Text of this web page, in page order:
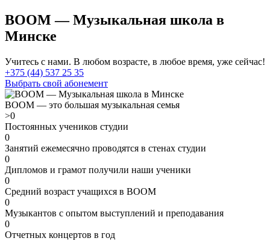
BOOM — Музыкальная школа в
Минске
Учитесь с нами. В любом возрасте, в любое время, уже сейчас!
+375 (44) 537 25 35
Выбрать свой абонемент
BOOM — это большая музыкальная семья
>0
Постоянных учеников студии
0
Занятий ежемесячно проводятся в стенах студии
0
Дипломов и грамот получили наши ученики
0
Средний возраст учащихся в BOOM
0
Музыкантов с опытом выступлений и преподавания
0
Отчетных концертов в год